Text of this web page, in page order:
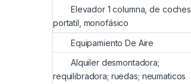
Elevador 1 columna, de coches,
portatil, monofásico
Equipamiento De Aire
Alquiler desmontadora;
requilibradora; ruedas; neumaticos